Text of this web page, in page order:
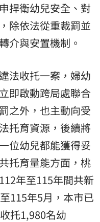
捍衛幼兒安全、對
除依法從重裁罰並
介與安置機制。
法收托一案，婦幼
即啟動跨局處聯合
之外，也主動向受
托育資源，後續將
位幼兒都能獲得妥
托育量能方面，桃
年至115年間共新
115年5月，本市已
托1,980名幼